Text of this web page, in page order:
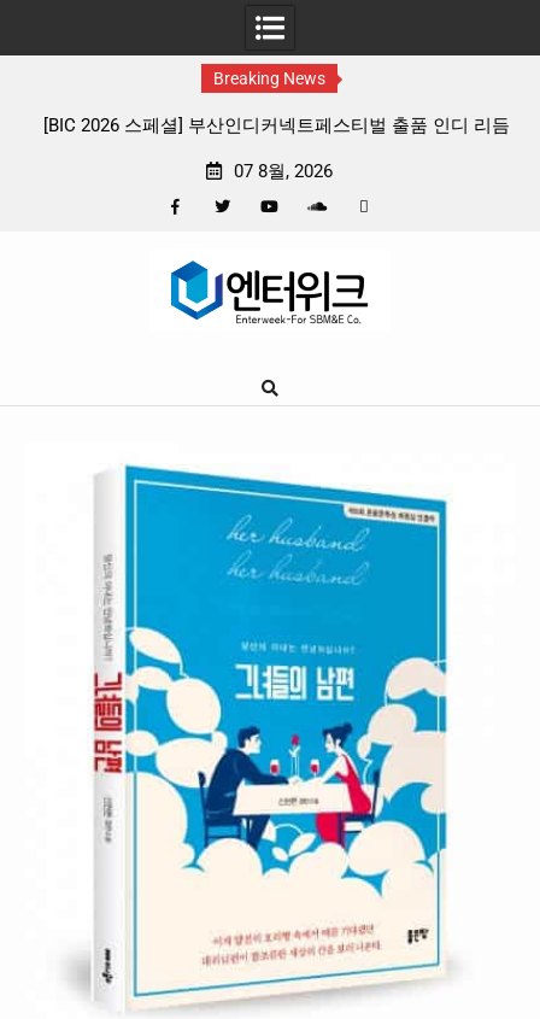
Breaking News
품 인디 리듬
판타지 케이팝 애니메이션 ‘고스트밴드’ 8월 26일(
07 8월, 2026
Google